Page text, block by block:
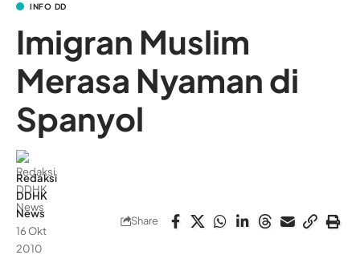
INFO DD
Imigran Muslim
Merasa Nyaman di
Spanyol
Redaksi
DDHK
News
16 Okt
2010
Share